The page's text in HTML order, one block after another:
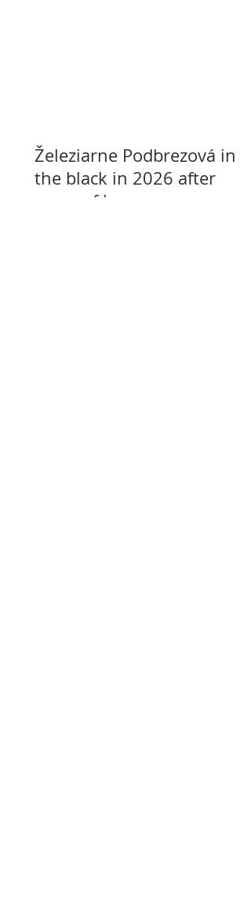
Železiarne Podbrezová in
the black in 2026 after
years of losses